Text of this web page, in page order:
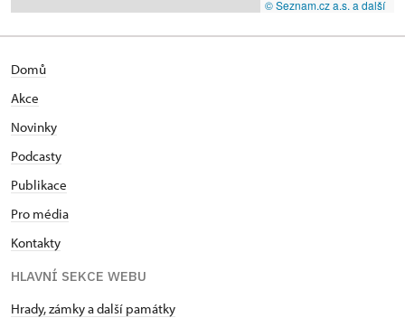
© Seznam.cz a.s. a další
Domů
Akce
Novinky
Podcasty
Publikace
Pro média
Kontakty
HLAVNÍ SEKCE WEBU
Hrady, zámky a další památky